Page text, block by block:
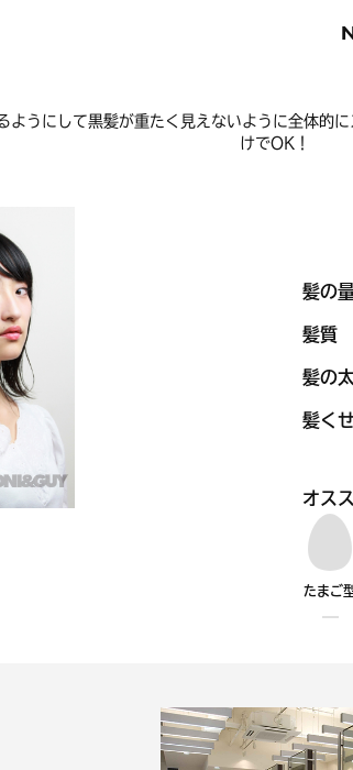
うにして黒髪が重たく見えないように全体的
けでOK！
髪の
髪質
髪の
髪く
オス
たまご